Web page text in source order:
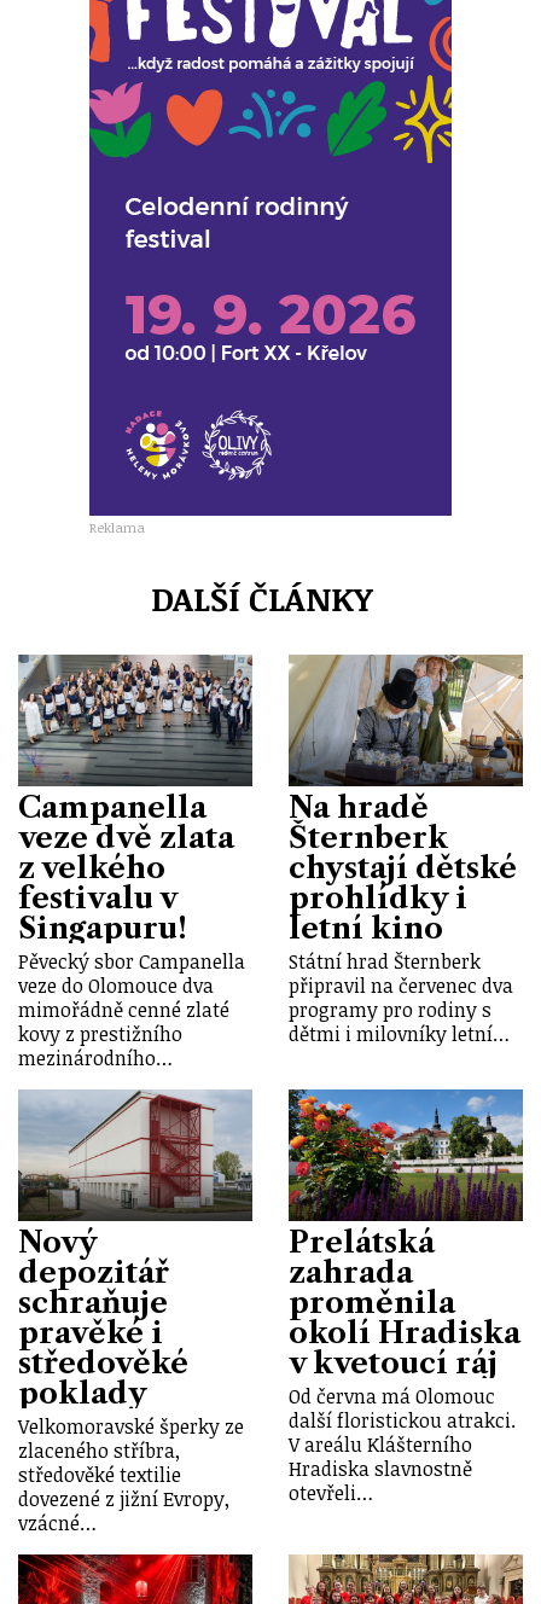
Reklama
DALŠÍ ČLÁNKY
Campanella
veze dvě zlata
z velkého
festivalu v
Singapuru!
Pěvecký sbor Campanella
veze do Olomouce dva
mimořádně cenné zlaté
kovy z prestižního
mezinárodního…
Na hradě
Šternberk
chystají dětské
prohlídky i
letní kino
Státní hrad Šternberk
připravil na červenec dva
programy pro rodiny s
dětmi i milovníky letní…
Nový
depozitář
schraňuje
pravěké i
středověké
poklady
Velkomoravské šperky ze
zlaceného stříbra,
středověké textilie
dovezené z jižní Evropy,
vzácné…
Prelátská
zahrada
proměnila
okolí Hradiska
v kvetoucí ráj
Od června má Olomouc
další floristickou atrakci.
V areálu Klášterního
Hradiska slavnostně
otevřeli…